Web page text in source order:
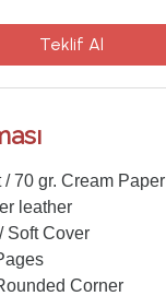
Teklif Al
/ 70 gr. Cream Paper
leather
Soft Cover
Corner